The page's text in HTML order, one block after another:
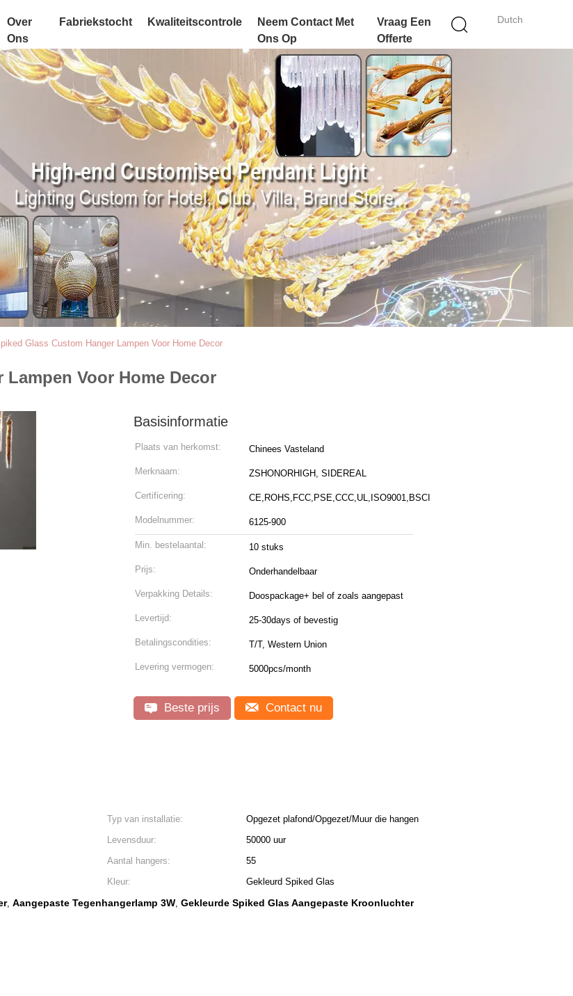
Dutch
Over
Ons
Fabriekstocht Kwaliteitscontrole
Neem Contact Met
Ons Op
Vraag Een
Offerte
Glass Custom Hanger Lampen Voor Home Decor
Voor Home Decor
Basisinformatie
Plaats van herkomst: Chinees Vasteland
Merknaam: ZSHONORHIGH, SIDEREAL
Certificering: CE,ROHS,FCC,PSE,CCC,UL,ISO9001,BSCI
Modelnummer: 6125-900
Min. bestelaantal: 10 stuks
Prijs: Onderhandelbaar
Verpakking Details: Doospackage+ bel of zoals aangepast
Levertijd: 25-30days of bevestig
Betalingscondities: T/T, Western Union
Levering vermogen: 5000pcs/month
Beste prijs Contact nu
Typ van installatie:
Opgezet plafond/Opgezet/Muur die hangen
Levensduur:
50000 uur
Aantal hangers:
55
Kleur:
Gekleurd Spiked Glas
, Aangepaste Tegenhangerlamp 3W, Gekleurde Spiked Glas Aangepaste Kroonluchter